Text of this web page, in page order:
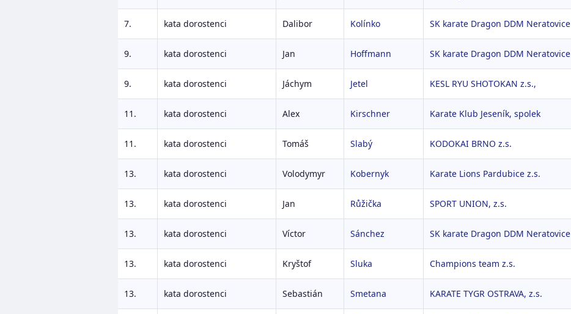
7. kata dorostenci Dalibor Kolínko SK karate Dragon DDM Neratovice
9. kata dorostenci Jan Hoffmann SK karate Dragon DDM Neratovice
9. kata dorostenci Jáchym Jetel KESL RYU SHOTOKAN z.s.,
11. kata dorostenci Alex Kirschner Karate Klub Jeseník, spolek
11. kata dorostenci Tomáš Slabý KODOKAI BRNO z.s.
13. kata dorostenci Volodymyr Kobernyk Karate Lions Pardubice z.s.
13. kata dorostenci Jan Růžička SPORT UNION, z.s.
13. kata dorostenci Víctor Sánchez SK karate Dragon DDM Neratovice
13. kata dorostenci Kryštof Sluka Champions team z.s.
13. kata dorostenci Sebastián Smetana KARATE TYGR OSTRAVA, z.s.